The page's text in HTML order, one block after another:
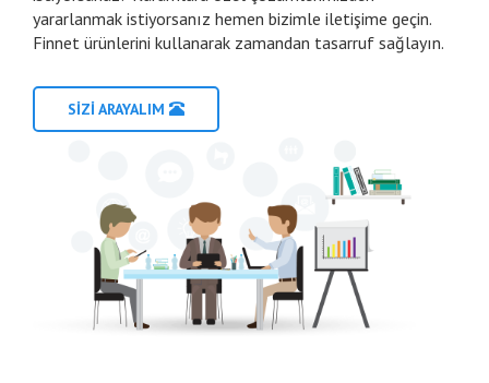
yararlanmak istiyorsanız hemen bizimle iletişime geçin.
Finnet ürünlerini kullanarak zamandan tasarruf sağlayın.
SİZİ ARAYALIM